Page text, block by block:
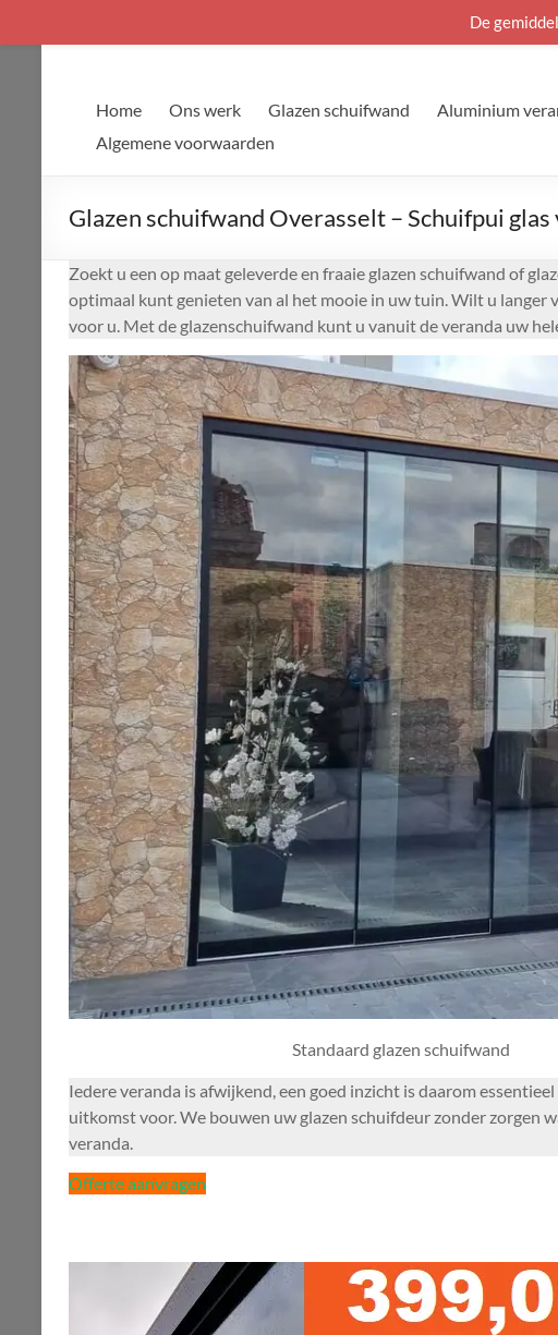
Home Ons werk Glazen schuifwand Aluminium
Algemene voorwaarden
Glazen schuifwand Overasselt – Schuifpui glas
Zoekt u een op maat geleverde en fraaie glazen schuifwand of
optimaal kunt genieten van al het mooie in uw tuin. Wilt u langer
voor u. Met de glazenschuifwand kunt u vanuit de veranda uw
Standaard glazen schuifwand
Iedere veranda is afwijkend, een goed inzicht is daarom
uitkomst voor. We bouwen uw glazen schuifdeur zonder zorgen
veranda.
Offerte aanvragen
De